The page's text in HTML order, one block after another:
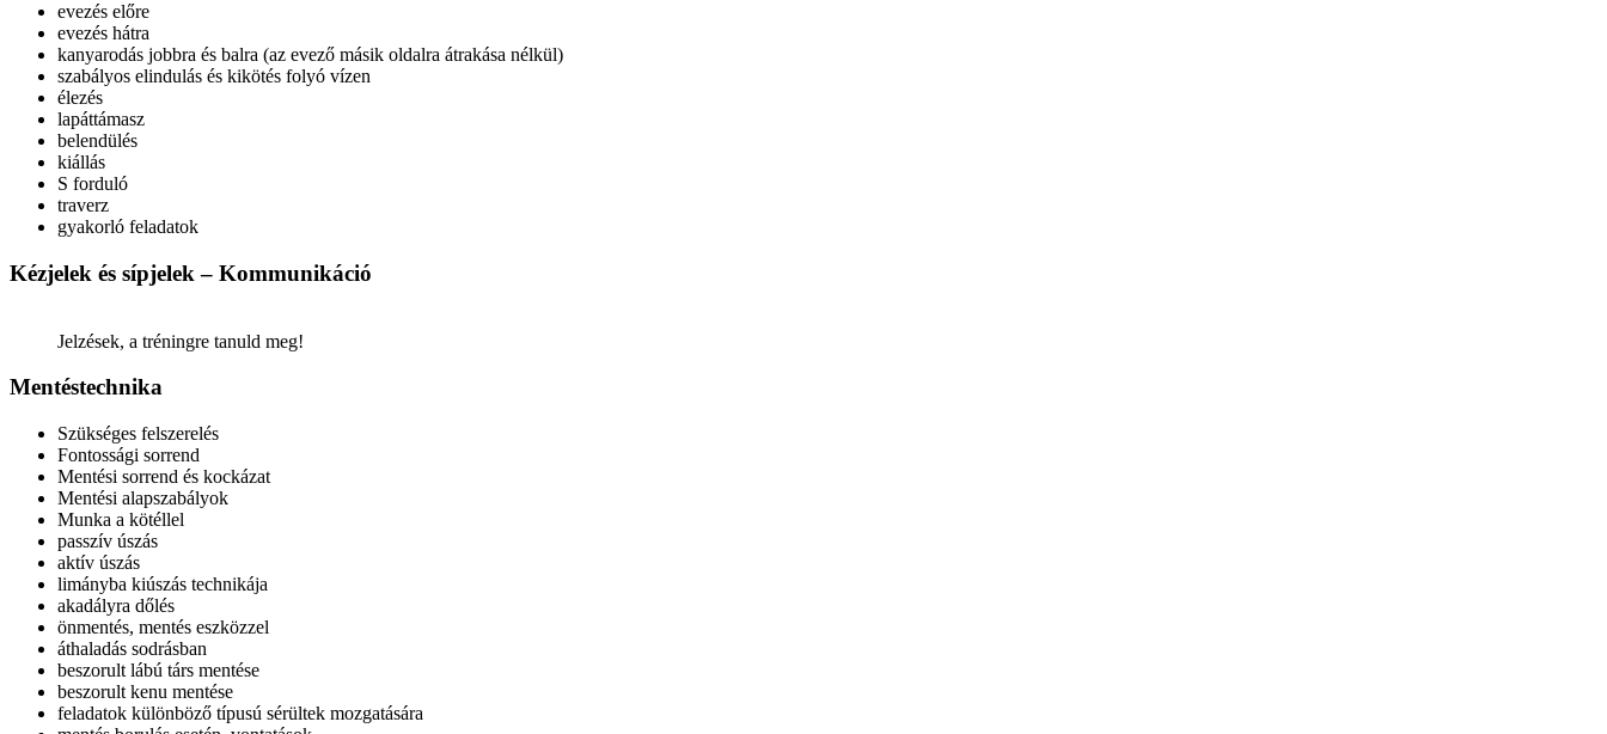
evezés előre
evezés hátra
kanyarodás jobbra és balra (az evező másik oldalra átrakása nélkül)
szabályos elindulás és kikötés folyó vízen
élezés
lapáttámasz
belendülés
kiállás
S forduló
traverz
gyakorló feladatok
Kézjelek és sípjelek – Kommunikáció
Jelzések, a tréningre tanuld meg!
Mentéstechnika
Szükséges felszerelés
Fontossági sorrend
Mentési sorrend és kockázat
Mentési alapszabályok
Munka a kötéllel
passzív úszás
aktív úszás
limányba kiúszás technikája
akadályra dőlés
önmentés, mentés eszközzel
áthaladás sodrásban
beszorult lábú társ mentése
beszorult kenu mentése
feladatok különböző típusú sérültek mozgatására